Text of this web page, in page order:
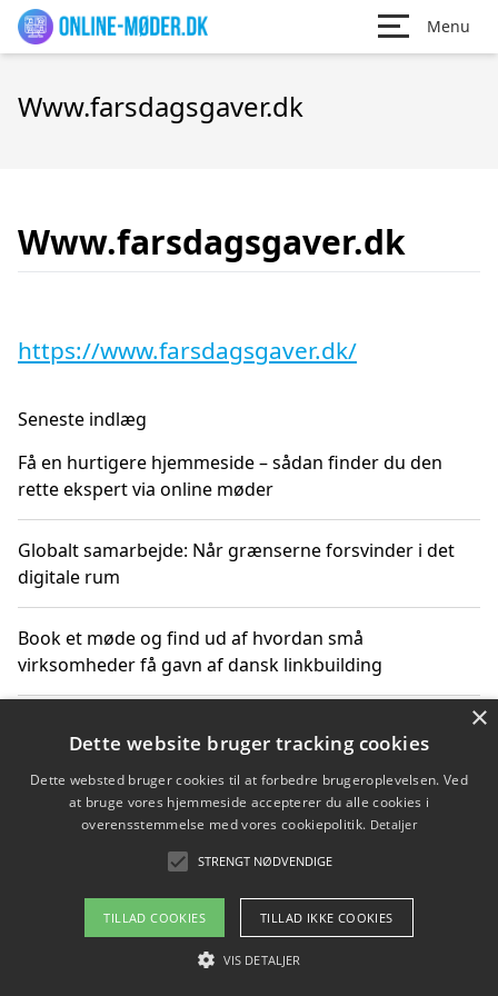
Menu
Www.farsdagsgaver.dk
Www.farsdagsgaver.dk
https://www.farsdagsgaver.dk/
Seneste indlæg
Få en hurtigere hjemmeside – sådan finder du den
rette ekspert via online møder
Globalt samarbejde: Når grænserne forsvinder i det
digitale rum
Book et møde og find ud af hvordan små
virksomheder få gavn af dansk linkbuilding
får du indgår et samarbejde
Hold et møde med en WordPress ekspert og vælg den
mest professionelle til at vedligeholde din løsning
Copyright 2026 - Pilanto Aps
Om / kontakt
×
Dette website bruger tracking cookies
Dette websted bruger cookies til at forbedre brugeroplevelsen. Ved
at bruge vores hjemmeside accepterer du alle cookies i
overensstemmelse med vores cookiepolitik. Detaljer
STRENGT NØDVENDIGE
TILLAD COOKIES TILLAD IKKE COOKIES
VIS DETALJER